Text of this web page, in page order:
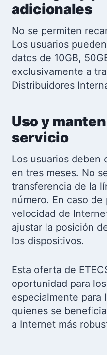
adicionales
No se permiten
Los usuarios
datos de 10GB,
exclusivamente a
Distribuidores
Uso y
servicio
Los usuarios deben
en tres meses. No
transferencia de la
número. En caso de
velocidad de
ajustar la posición
los dispositivos.
Esta oferta de
oportunidad para
especialmente para
quienes se
a Internet más